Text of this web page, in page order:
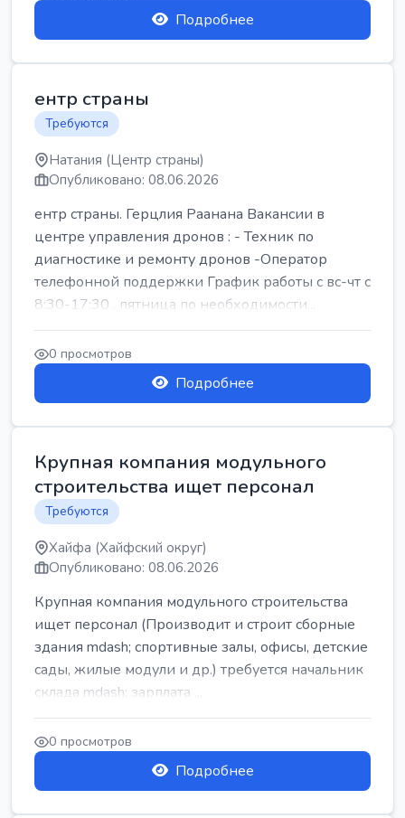
Подробнее
ентр страны
Требуются
Натания (Центр страны)
Опубликовано: 08.06.2026
ентр страны. Герцлия Раанана Вакансии в
центре управления дронов : - Техник по
диагностике и ремонту дронов -Оператор
телефонной поддержки График работы с вс-чт с
8:30-17:30 , пятница по необходимости...
0 просмотров
Подробнее
Крупная компания модульного
строительства ищет персонал
Требуются
Хайфа (Хайфский округ)
Опубликовано: 08.06.2026
Крупная компания модульного строительства
ищет персонал (Производит и строит сборные
здания mdash; спортивные залы, офисы, детские
сады, жилые модули и др.) требуется начальник
склада mdash; зарплата ...
0 просмотров
Подробнее